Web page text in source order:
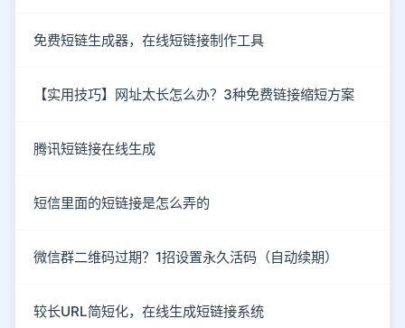
免费短链生成器，在线短链接制作工具
【实用技巧】网址太长怎么办？3种免费链接缩短方案
腾讯短链接在线生成
短信里面的短链接是怎么弄的
微信群二维码过期？1招设置永久活码（自动续期）
较长URL简短化，在线生成短链接系统